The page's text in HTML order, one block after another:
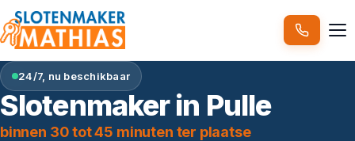
24/7, nu beschikbaar
Slotenmaker in Pulle
binnen 30 tot 45 minuten ter plaatse